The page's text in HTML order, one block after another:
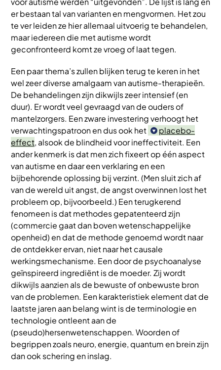
er bestaan tal van varianten en mengvormen. Het zou
te ver leiden ze hier allemaal uitvoerig te behandelen,
maar iedereen die met autisme wordt
geconfronteerd komt ze vroeg of laat tegen.
Een paar thema’s zullen blijken terug te keren in het
wel zeer diverse amalgaam van autisme-therapieën.
De behandelingen zijn dikwijls zeer intensief (en
duur). Er wordt veel gevraagd van de ouders of
mantelzorgers. Een zware investering verhoogt het
verwachtingspatroon en dus ook het
placebo-
effect, alsook de blindheid voor ineffectiviteit. Een
ander kenmerk is dat men zich fixeert op één aspect
van autisme en daar een verklaring en een
bijbehorende oplossing bij verzint. (Men sluit zich af
van de wereld uit angst, de angst overwinnen lost het
probleem op, bijvoorbeeld.) Een terugkerend
fenomeen is dat methodes gepatenteerd zijn
(commercie gaat dan boven wetenschappelijke
openheid) en dat de methode genoemd wordt naar
de ontdekker ervan, niet naar het causale
werkingsmechanisme. Een door de psychoanalyse
geïnspireerd ingrediënt is de moeder. Zij wordt
dikwijls aanzien als de bewuste of onbewuste bron
van de problemen. Een karakteristiek element dat de
laatste jaren aan belang wint is de terminologie en
technologie ontleent aan de
(pseudo)hersenwetenschappen. Woorden of
begrippen zoals neuro, energie, quantum en brein zijn
dan ook schering en inslag.